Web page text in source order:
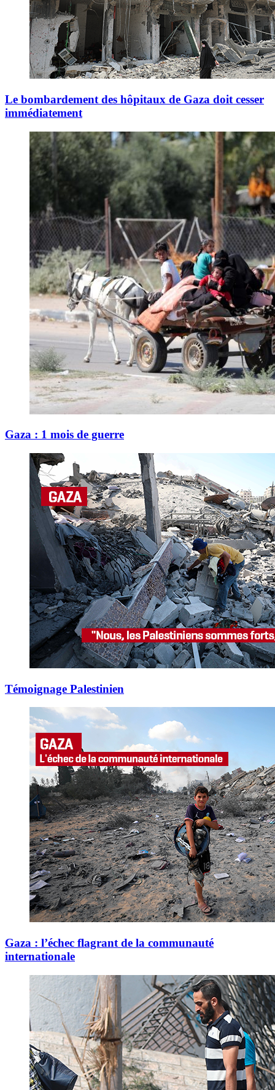
Le bombardement des hôpitaux de Gaza doit cesser
immédiatement
Gaza : 1 mois de guerre
Témoignage Palestinien
Gaza : l’échec flagrant de la communauté
internationale